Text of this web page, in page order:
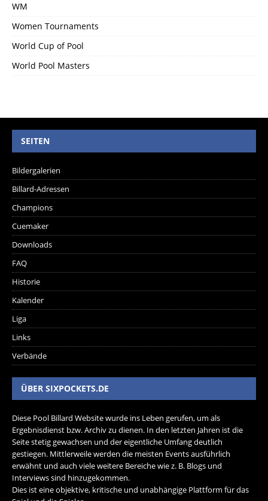
WM
Women Tournaments
World Cup of Pool
World Pool Masters
SEITEN
Bildergalerien
Billard-Adressen
Champions
Cuemaker
Downloads
FAQ
Historie
Kalender
Liga
Links
Verbände
ÜBER SIXPOCKETS.DE
Diese Pool Billard Website wurde ins Leben gerufen, um als
Ergebnisdienst bzw. Archiv zu dienen. In den letzten Jahren ist die
Seite stetig gewachsen und der eigentliche Umfang deutlich
gestiegen. Mittlerweile werden die meisten Events ausführlich
erwähnt und auch viele weitere Bereiche wie z. B. Blogs und
Interviews sind hinzugekommen.
Dies ist eine objektive, kritische und unabhängige Plattform für das